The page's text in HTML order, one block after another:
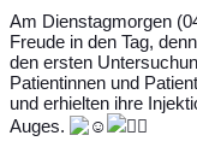
Am Dienstagmorgen
Freude in den Tag,
den ersten
Patientinnen und
und erhielten ihre
Auges.